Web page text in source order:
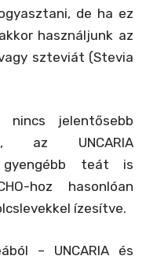
de ha ez
használjunk az
szteviát (Stevia
nincs jelentősebb
az UNCARIA
gyengébb teát is
hoz hasonlóan
ízesítve.
– UNCARIA és